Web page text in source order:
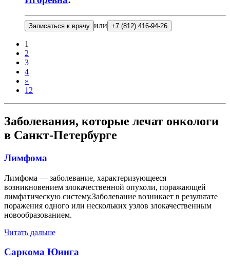
Записаться к врачу или +7 (812) 416-94-26
1
2
3
4
»
12
Заболевания, которые лечат онкологи
в Санкт-Петербурге
Лимфома
Лимфома — заболевание, характеризующееся
возникновением злокачественной опухоли, поражающей
лимфатическую систему.Заболевание возникает в результате
поражения одного или нескольких узлов злокачественным
новообразованием.
Читать дальше
Саркома Юинга